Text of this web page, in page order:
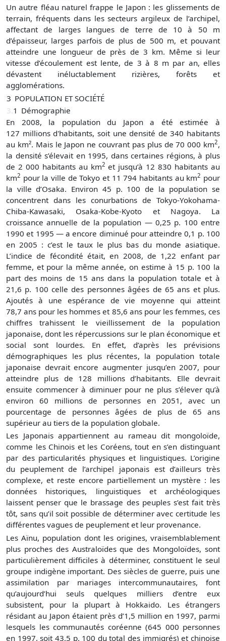
Un autre fléau naturel frappe le Japon : les glissements de
terrain, fréquents dans les secteurs argileux de l’archipel,
affectant de larges langues de terre de 10 à 50 m
d’épaisseur, larges parfois de plus de 500 m, et pouvant
atteindre une longueur de près de 3 km. Même si leur
vitesse d’écoulement est lente, de 3 à 8 m par an, elles
dévastent inéluctablement rizières, forêts et
agglomérations.
3 POPULATION ET SOCIÉTÉ
3.1 Démographie
En 2008, la population du Japon a été estimée à
127 millions d'habitants, soit une densité de 340 habitants
au km². Mais le Japon ne couvrant pas plus de 70 000 km2,
la densité s’élevait en 1995, dans certaines régions, à plus
de 2 000 habitants au km2 et jusqu’à 12 830 habitants au
km2 pour la ville de Tokyo et 11 794 habitants au km2 pour
la ville d’Osaka. Environ 45 p. 100 de la population se
concentrent dans les conurbations de Tokyo-Yokohama-
Chiba-Kawasaki, Osaka-Kobe-Kyoto et Nagoya. La
croissance annuelle de la population — 0,25 p. 100 entre
1990 et 1995 — a encore diminué pour atteindre 0,1 p. 100
en 2005 : c’est le taux le plus bas du monde asiatique.
L’indice de fécondité était, en 2008, de 1,22 enfant par
femme, et pour la même année, on estime à 15 p. 100 la
part des moins de 15 ans dans la population totale et à
21,6 p. 100 celle des personnes âgées de 65 ans et plus.
Ajoutés à une espérance de vie moyenne qui atteint
78,7 ans pour les hommes et 85,6 ans pour les femmes, ces
chiffres trahissent le vieillissement de la population
japonaise, dont les répercussions sur le plan économique et
social sont lourdes. En effet, d’après les prévisions
démographiques les plus récentes, la population totale
japonaise devrait encore augmenter jusqu’en 2007, pour
atteindre plus de 128 millions d’habitants. Elle devrait
ensuite commencer à diminuer pour ne plus s’élever qu’à
environ 60 millions de personnes en 2051, avec un
pourcentage de personnes âgées de plus de 65 ans
supérieur au tiers de la population globale.
Les Japonais appartiennent au rameau dit mongoloïde,
comme les Chinois et les Coréens, tout en s’en distinguant
par des particularités physiques et linguistiques. L’origine
du peuplement de l’archipel japonais est d’ailleurs très
complexe, et reste encore partiellement un mystère : les
données historiques, linguistiques et archéologiques
laissent penser que le brassage des peuples s’est fait très
tôt, sans qu’il soit possible de déterminer avec certitude les
différentes vagues de peuplement et leur provenance.
Les Aïnu, population dont les origines, vraisemblablement
plus proches des Australoïdes que des Mongoloïdes, sont
particulièrement difficiles à déterminer, constituent le seul
groupe indigène important. Des siècles de guerre, puis une
assimilation par mariages intercommunautaires, font
qu’aujourd’hui seuls quelques milliers d’entre eux
subsistent, pour la plupart à Hokkaido. Les étrangers
résidant au Japon étaient près d’1,5 million en 1997, parmi
lesquels les communautés coréenne (645 000 personnes
en 1997, soit 43,5 p. 100 du total des immigrés) et chinoise